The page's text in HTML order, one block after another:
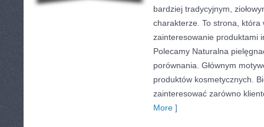
bardziej tradycyjnym,
charakterze. To strona, która
zainteresowanie produktami
Polecamy Naturalna
porównania. Głównym
produktów kosmetycznych.
zainteresować zarówno
More ]